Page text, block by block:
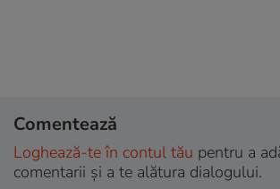
Comentează
Loghează-te în contul tău pentru a
comentarii și a te alătura dialogului.